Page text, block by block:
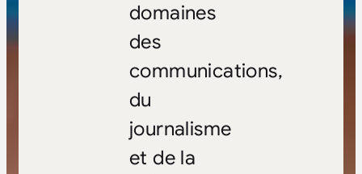
domaines
des
communications,
du
journalisme
et de la